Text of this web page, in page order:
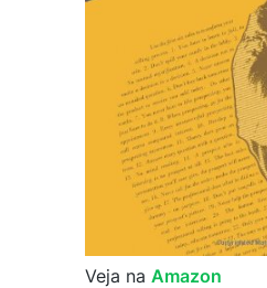
Veja na Amazon